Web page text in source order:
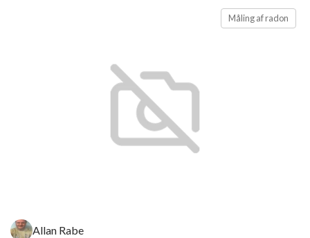
Måling af radon
Allan Rabe